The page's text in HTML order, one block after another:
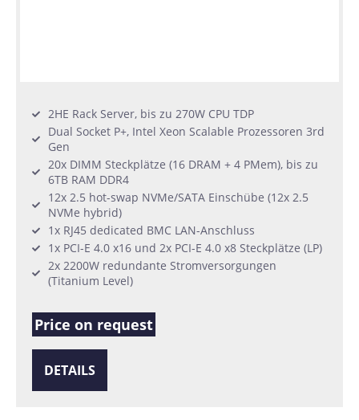
2HE Rack Server, bis zu 270W CPU TDP
Dual Socket P+, Intel Xeon Scalable Prozessoren 3rd
Gen
20x DIMM Steckplätze (16 DRAM + 4 PMem), bis zu
6TB RAM DDR4
12x 2.5 hot-swap NVMe/SATA Einschübe (12x 2.5
NVMe hybrid)
1x RJ45 dedicated BMC LAN-Anschluss
1x PCI-E 4.0 x16 und 2x PCI-E 4.0 x8 Steckplätze (LP)
2x 2200W redundante Stromversorgungen
(Titanium Level)
Price on request
DETAILS